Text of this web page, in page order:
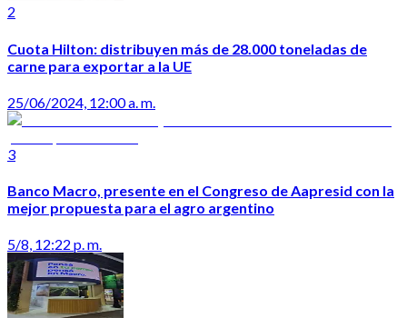
2
Cuota Hilton: distribuyen más de 28.000 toneladas de
carne para exportar a la UE
25/06/2024, 12:00 a. m.
3
Banco Macro, presente en el Congreso de Aapresid con la
mejor propuesta para el agro argentino
5/8, 12:22 p. m.